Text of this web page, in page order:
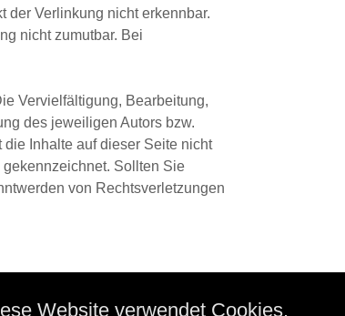
der Verlinkung nicht erkennbar.
nicht zumutbar. Bei
Vervielfältigung, Bearbeitung,
des jeweiligen Autors bzw.
Inhalte auf dieser Seite nicht
Sollten Sie
von Rechtsverletzungen
Website verwendet Cookies.